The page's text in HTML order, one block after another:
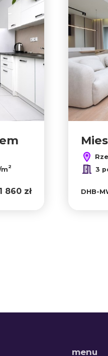
m2
1 860 zł
3
DHB-
menu